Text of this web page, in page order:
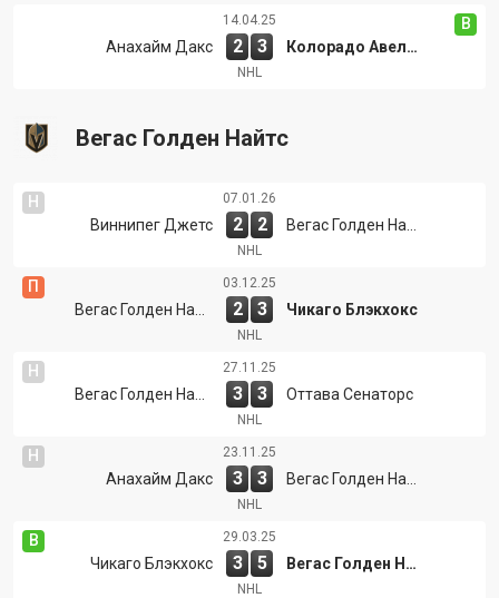
В
14.04.25
Анахайм Дакс 2 3 Колорадо Авеланш
NHL
Вегас Голден Найтс
Н 07.01.26
Виннипег Джетс 2 2
NHL
П 03.12.25
2 3 Чикаго Блэкхокс
NHL
Н 27.11.25
3 3 Оттава Сенаторс
NHL
Н 23.11.25
Анахайм Дакс 3 3
NHL
В 29.03.25
Чикаго Блэкхокс 3 5 Вегас Голден Найтс
NHL